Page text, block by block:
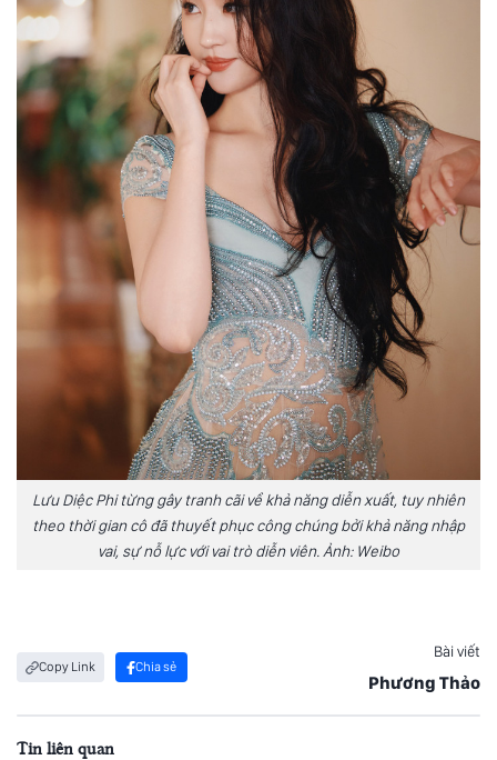
Lưu Diệc Phi từng gây tranh cãi về khả năng diễn xuất, tuy nhiên
theo thời gian cô đã thuyết phục công chúng bởi khả năng nhập
vai, sự nỗ lực với vai trò diễn viên. Ảnh: Weibo
Copy Link Chia sẻ
Bài viết
Phương Thảo
Tin liên quan